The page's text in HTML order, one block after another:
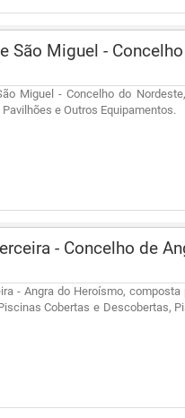
São Miguel -
Miguel - Concelho do
e Outros Equipamentos.
- Concelho de
- Angra do Heroísmo,
Cobertas e Descobertas,